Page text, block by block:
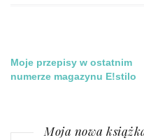
Nawigacja
Moje przepisy w ostatnim
numerze magazynu E!stilo
Moja nowa